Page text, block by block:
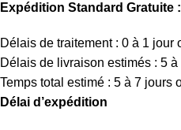
Expédition Standard Gratuite :
Délais de traitement : 0 à 1 jour
Délais de livraison estimés : 5
Temps total estimé : 5 à 7 jours
Délai d’expédition